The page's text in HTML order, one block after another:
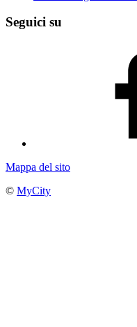
Seguici su
Mappa del sito
© MyCity